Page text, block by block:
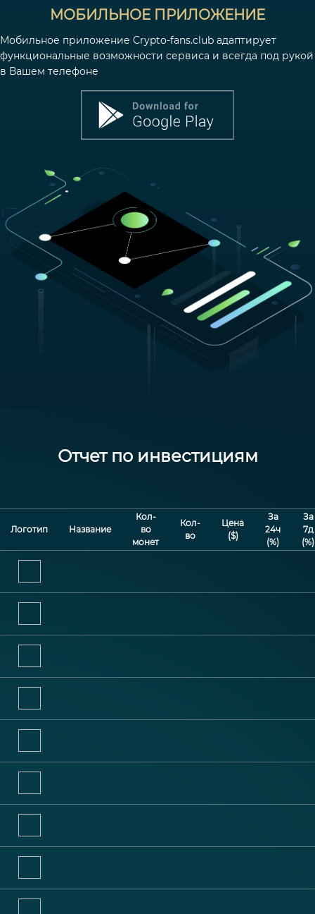
МОБИЛЬНОЕ ПРИЛОЖЕНИЕ
Мобильное приложение Crypto-fans.club адаптирует
функциональные возможности сервиса и всегда под рукой
в Вашем телефоне
Отчет по инвестициям
Логотип Название
Кол-
во
монет
Кол-
во
Цена
($)
За
24ч
(%)
За
7д
(%)